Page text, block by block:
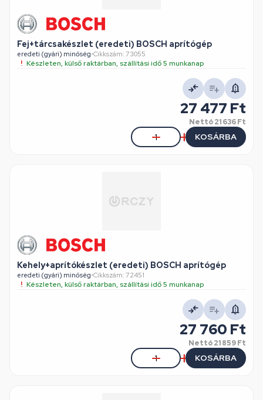
Fej+tárcsakészlet (eredeti) BOSCH aprítógép
eredeti (gyári) minőség•Cikkszám: 73055
Készleten, külső raktárban, szállítási idő 5 munkanap
27 477 Ft
Nettó21 636 Ft
KOSÁRBA
Kehely+aprítókészlet (eredeti) BOSCH aprítógép
eredeti (gyári) minőség•Cikkszám: 72451
Készleten, külső raktárban, szállítási idő 5 munkanap
27 760 Ft
Nettó21 859 Ft
KOSÁRBA